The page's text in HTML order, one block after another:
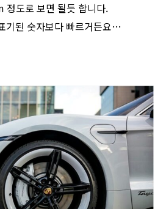
도로 보면 될듯 합니다.
기된 숫자보다 빠르거든요…